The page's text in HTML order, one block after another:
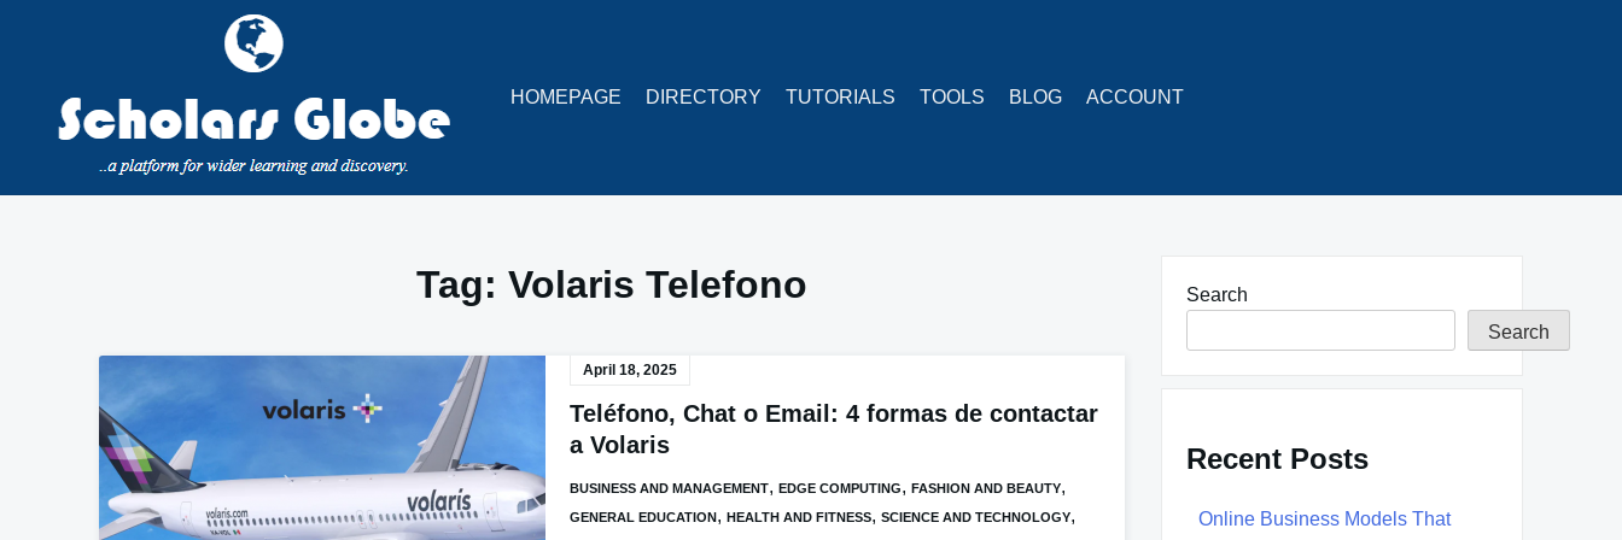
HOMEPAGE
DIRECTORY TUTORIALS TOOLS BLOG ACCOUNT
Tag: Volaris Telefono
April 18, 2025
Teléfono, Chat o Email: 4 formas de contactar
a Volaris
BUSINESS AND MANAGEMENT, EDGE COMPUTING, FASHION AND BEAUTY,
GENERAL EDUCATION, HEALTH AND FITNESS, SCIENCE AND TECHNOLOGY,
Search
Search
Recent Posts
Online Business Models That